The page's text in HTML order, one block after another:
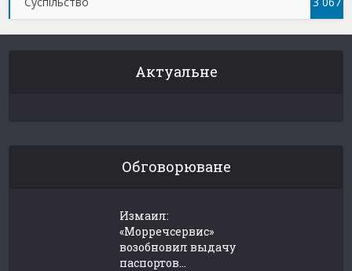
Актуальне
Обговорюване
Измаил:
«Морречсервис»
возобновил выдачу
паспортов...